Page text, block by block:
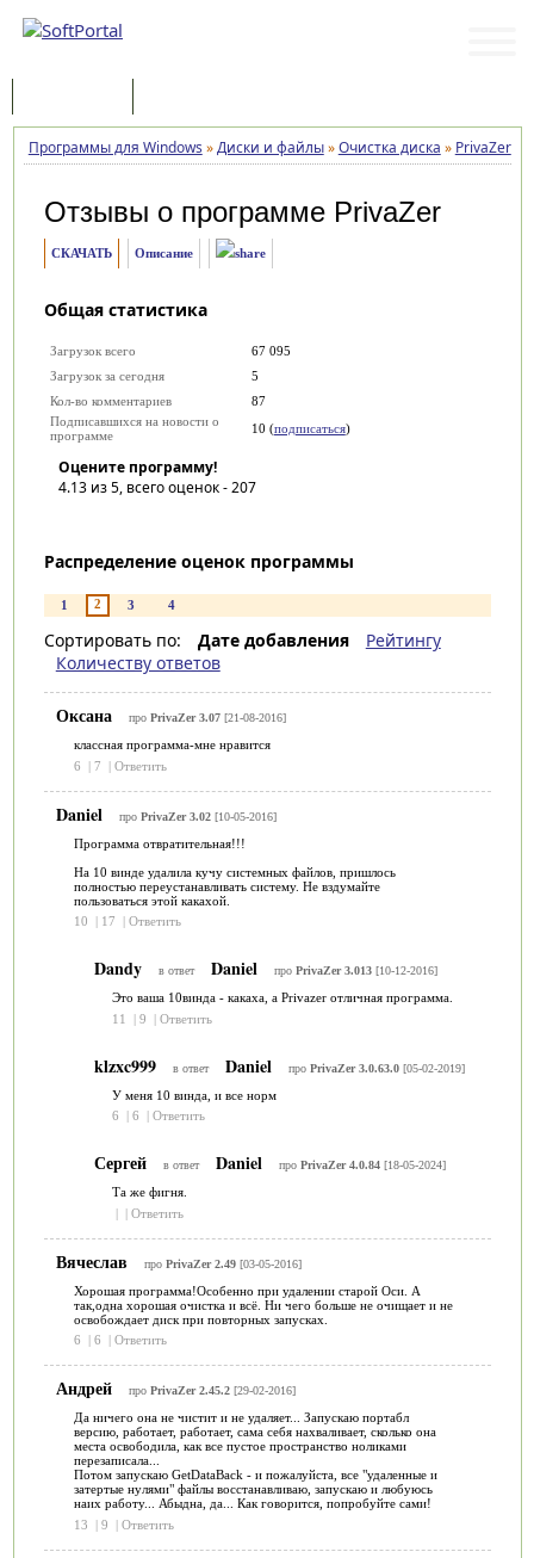
Программы для Windows »Диски и файлы»Очистка диска » PrivaZer
Отзывы о программе PrivaZer
СКАЧАТЬ Описание
Общая статистика
Загрузок всего
67 095
Загрузок за сегодня
5
Кол-во комментариев
87
Подписавшихся на новости о
программе
10 (подписаться)
Оцените программу!
4.13из 5, всего оценок -207
Распределение оценок программы
1 2 3 4
Сортировать по: Дате добавления
Рейтингу
Количеству ответов
Оксана про PrivaZer 3.07[21-08-2016]
классная программа-мне нравится
6
| 7 | Ответить
Daniel про PrivaZer 3.02[10-05-2016]
Программа отвратительная!!!
На 10 винде удалила кучу системных файлов, пришлось
полностью переустанавливать систему. Не вздумайте
пользоваться этой какахой.
10
| 17 | Ответить
Dandy в ответ Daniel про PrivaZer 3.013[10-12-2016]
Это ваша 10винда - какаха, а Privazer отличная программа.
11
| 9 | Ответить
klzxc999 в ответ Daniel про PrivaZer 3.0.63.0[05-02-2019]
У меня 10 винда, и все норм
6
| 6 | Ответить
Сергей в ответ Daniel про PrivaZer 4.0.84[18-05-2024]
Та же фигня.
| | Ответить
Вячеслав про PrivaZer 2.49[03-05-2016]
Хорошая программа!Особенно при удалении старой Оси. А
так,одна хорошая очистка и всё. Ни чего больше не очищает и не
освобождает диск при повторных запусках.
6
| 6 | Ответить
Андрей про PrivaZer 2.45.2[29-02-2016]
Да ничего она не чистит и не удаляет... Запускаю портабл
версию, работает, работает, сама себя нахваливает, сколько она
места освободила, как все пустое пространство ноликами
перезаписала...
Потом запускаю GetDataBack - и пожалуйста, все "удаленные и
затертые нулями" файлы восстанавливаю, запускаю и любуюсь
наих работу... Абыдна, да... Как говорится, попробуйте сами!
13
| 9 | Ответить